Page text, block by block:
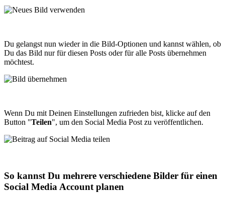
Du gelangst nun wieder in die Bild-Optionen und kannst wählen, ob
Du das Bild nur für diesen Posts oder für alle Posts übernehmen
möchtest.
Wenn Du mit Deinen Einstellungen zufrieden bist, klicke auf den
Button "Teilen", um den Social Media Post zu veröffentlichen.
So kannst Du mehrere verschiedene Bilder für einen
Social Media Account planen